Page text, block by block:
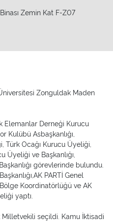
Zemin Kat F-Z07
Zonguldak Maden
Elemanlar Derneği Kurucu
Kulübü Asbaşkanlığı,
Ocağı Kurucu Üyeliği,
Üyeliği ve Başkanlığı,
görevlerinde bulundu.
PARTİ Genel
Koordinatörlüğü ve AK
yaptı.
seçildi. Kamu İktisadi